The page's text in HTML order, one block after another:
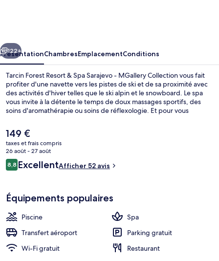
Spa
Sarajevo
MGallery
Collection
Suivant
122+
PrésentationChambresEmplacementConditions
Tarcin Forest Resort & Spa Sarajevo - MGallery Collection vous fait
profiter d'une navette vers les pistes de ski et de sa proximité avec
des activités d'hiver telles que le ski alpin et le snowboard. Le spa
vous invite à la détente le temps de doux massages sportifs, des
soins d'aromathérapie ou soins de réflexologie. Et pour vous
l'établissement 180°, qui est ouvert à l'heure du petit déjeuner, du
déjeuner et du dîner. Parmi les autres petits avantages de cet
hébergement figurent 2 bars/lounges, une piscine couverte et un
club pour enfants (gratuit).
Le
prix
actuel
est
de
149 €
taxes et frais compris
26 août - 27 août
Avis
voyageurs
8,88,8 sur 10
ExcellentAfficher 52 avis
Équipements populaires
Piscine
Spa
Transfert aéroport
Parking gratuit
Wi-Fi gratuit
Restaurant